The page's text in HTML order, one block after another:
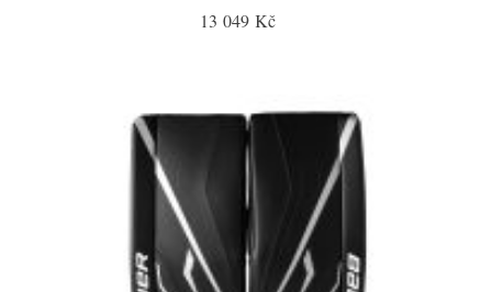
13 049 Kč